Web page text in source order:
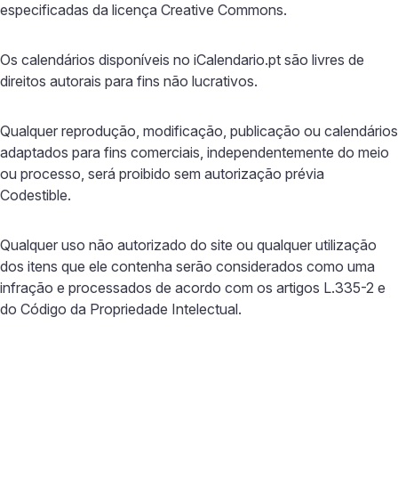
especificadas da licença Creative Commons.
Os calendários disponíveis no iCalendario.pt são livres de
direitos autorais para fins não lucrativos.
Qualquer reprodução, modificação, publicação ou calendários
adaptados para fins comerciais, independentemente do meio
ou processo, será proibido sem autorização prévia
Codestible.
Qualquer uso não autorizado do site ou qualquer utilização
dos itens que ele contenha serão considerados como uma
infração e processados de acordo com os artigos L.335-2 e
do Código da Propriedade Intelectual.